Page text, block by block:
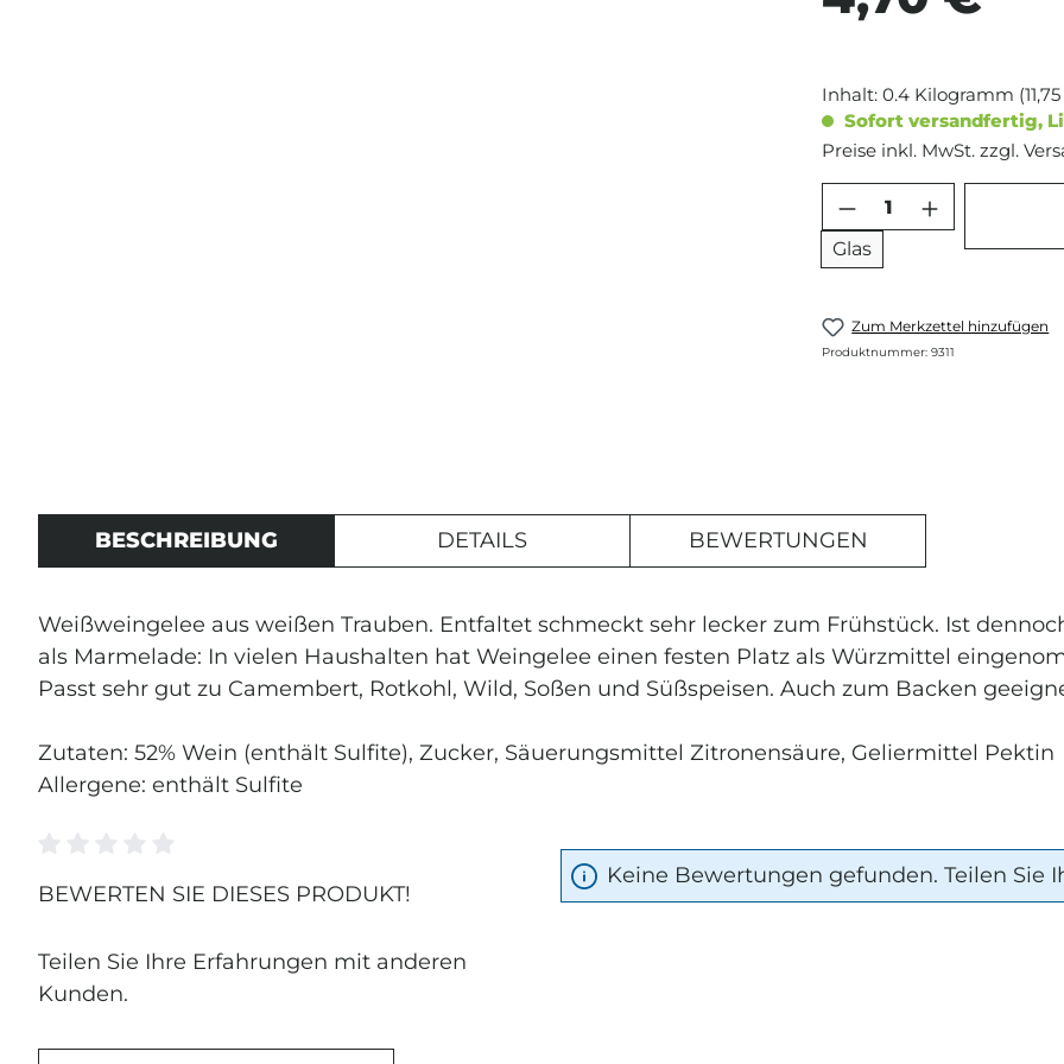
Inhalt: 0.4 Kilogramm
Sofort versandfertig,
Preise inkl. MwSt. zzgl.
Produkt
Glas
Zum Merkzettel hinzufügen
Produktnummer: 9311
BESCHREIBUNG DETAILS BEWERTUNGEN
Weißweingelee aus weißen Trauben. Entfaltet schmeckt sehr lecker zum Frühstück. Ist
als Marmelade: In vielen Haushalten hat Weingelee einen festen Platz als Würzmittel
Passt sehr gut zu Camembert, Rotkohl, Wild, Soßen und Süßspeisen. Auch zum Backen
Zutaten: 52% Wein (enthält Sulfite), Zucker, Säuerungsmittel Zitronensäure, Geliermittel Pektin
Allergene: enthält Sulfite
Durchschnittliche Bewertung von 0 von 5 Sternen
BEWERTEN SIE DIESES PRODUKT!
Teilen Sie Ihre Erfahrungen mit anderen
Kunden.
Keine Bewertungen gefunden. Teilen Sie
JETZT
Weinmanufaktur.